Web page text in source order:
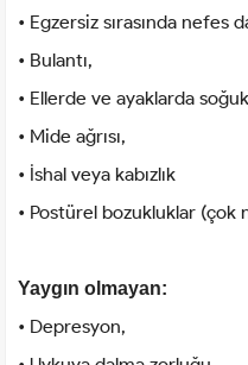
• Egzersiz sırasında nefes
• Bulantı,
• Ellerde ve ayaklarda
• Mide ağrısı,
• İshal veya kabızlık
• Postürel bozukluklar
Yaygın olmayan:
• Depresyon,